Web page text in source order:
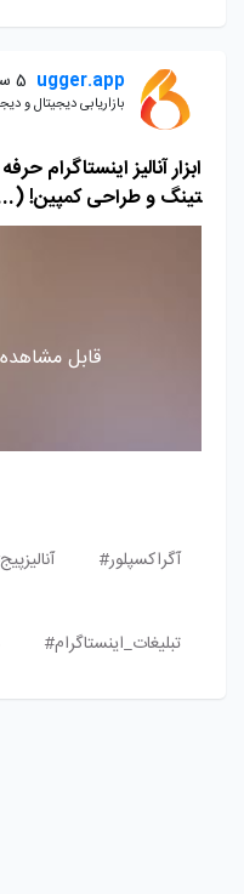
ugger.app 5 سال پیش
بازاریابی دیجیتال و
ابزار آنالیز اینستاگرام
تینگ و طراحی کمپین!
قابل
آگراکسپلور#
تبلیغات_اینستاگرام#